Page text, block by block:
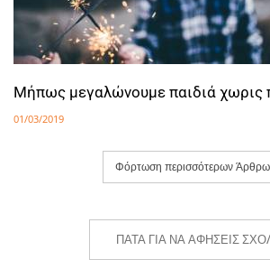
Μήπως μεγαλώνουμε παιδιά χωρις
01/03/2019
Φόρτωση περισσότερων
ΠΆΤΑ ΓΙΑ ΝΑ ΑΦΉΣΕΙΣ